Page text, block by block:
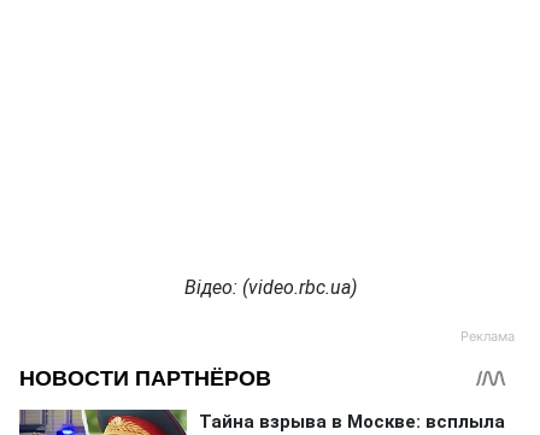
Відео: (video.rbc.ua)